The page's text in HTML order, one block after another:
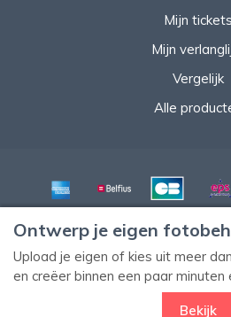
Mijn tickets
Mijn
Vergelijk
Alle
© Copyright 2026
Ontwerp je eigen
Upload je eigen of kies uit meer dan
en creëer binnen een paar minuten
Bekijk